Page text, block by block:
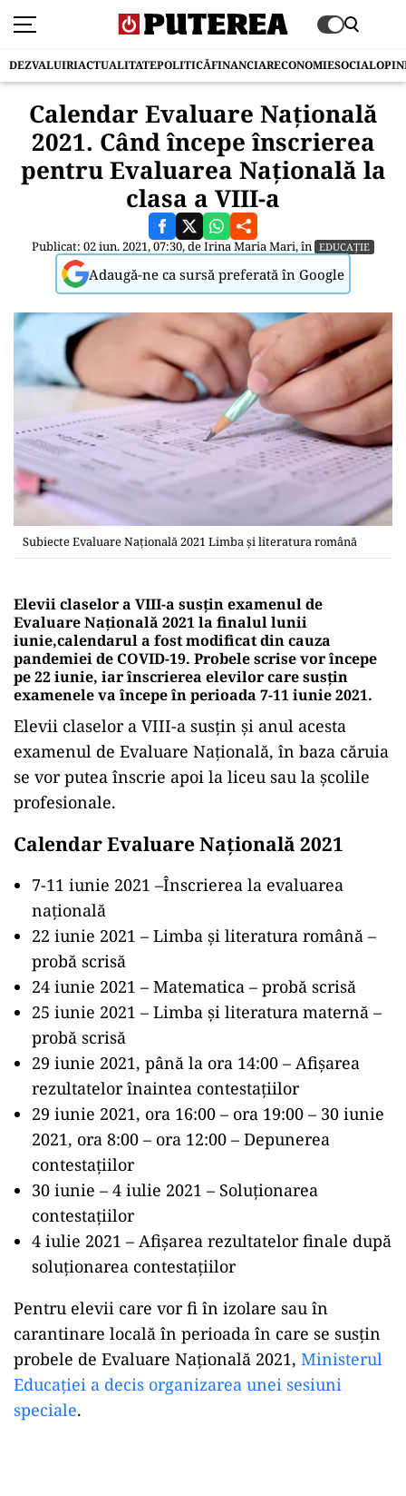
DEZVALUIRIACTUALITATEPOLITICĂFINANCIARECONOMIESOCIAL
Calendar Evaluare Națională
2021. Când începe înscrierea
pentru Evaluarea Națională la
clasa a VIII-a
Publicat: 02 iun. 2021, 07:30, deIrina Maria Mari, în EDUCAȚIE
Adaugă-ne ca sursă preferată în Google
Subiecte Evaluare Națională 2021 Limba și literatura română
Elevii claselor a VIII-a susțin examenul de
Evaluare Națională 2021 la finalul lunii
iunie,calendarul a fost modificat din cauza
pandemiei de COVID-19. Probele scrise vor începe
pe 22 iunie, iar înscrierea elevilor care susțin
examenele va începe în perioada 7-11 iunie 2021.
Elevii claselor a VIII-a susțin și anul acesta
examenul de Evaluare Națională, în baza căruia
se vor putea înscrie apoi la liceu sau la școlile
profesionale.
Calendar Evaluare Națională 2021
7-11 iunie 2021 –Înscrierea la evaluarea
națională
22 iunie 2021 – Limba și literatura română –
probă scrisă
24 iunie 2021 – Matematica – probă scrisă
25 iunie 2021 – Limba și literatura maternă –
probă scrisă
29 iunie 2021, până la ora 14:00 – Afișarea
rezultatelor înaintea contestațiilor
29 iunie 2021, ora 16:00 – ora 19:00 – 30 iunie
2021, ora 8:00 – ora 12:00 – Depunerea
contestațiilor
30 iunie – 4 iulie 2021 – Soluționarea
contestațiilor
4 iulie 2021 – Afișarea rezultatelor finale după
soluționarea contestațiilor
Pentru elevii care vor fi în izolare sau în
carantinare locală în perioada în care se susțin
probele de Evaluare Națională 2021, Ministerul
Educației a decis organizarea unei sesiuni
speciale.